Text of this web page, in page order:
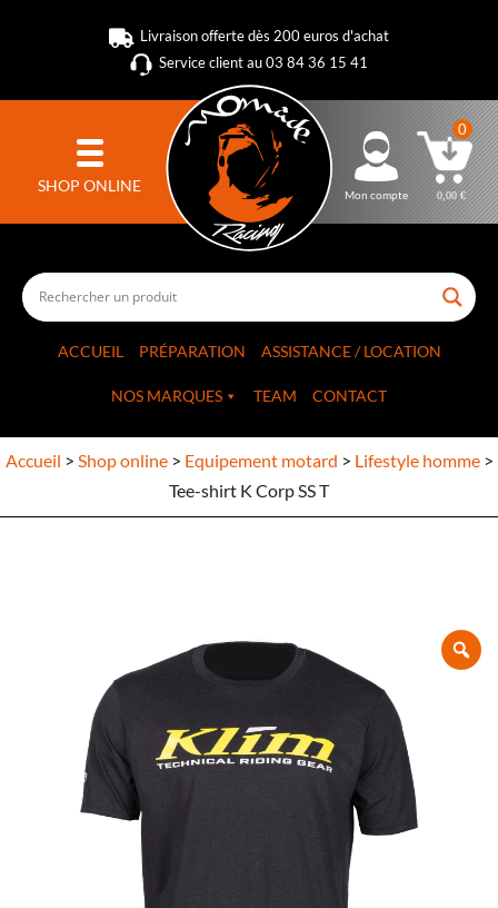
Livraison offerte dès 200 euros d'achat
Service client au 03 84 36 15 41
SHOP ONLINE Mon compte
0
0,00€
ACCUEIL PRÉPARATION ASSISTANCE / LOCATION
NOS MARQUES TEAM CONTACT
Accueil > Shop online> Equipement motard > Lifestyle homme>
Tee-shirt K Corp SS T